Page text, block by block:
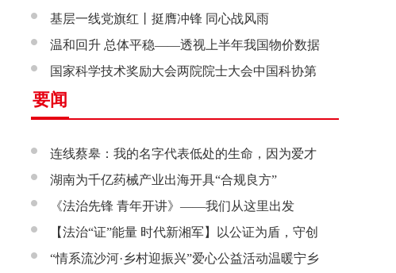
基层一线党旗红丨挺膺冲锋 同心战风雨
温和回升 总体平稳——透视上半年我国物价数据
国家科学技术奖励大会两院院士大会中国科协第
十一次全国代表大会在京召开
要闻
连线蔡皋：我的名字代表低处的生命，因为爱才
接近理想的高地
湖南为千亿药械产业出海开具“合规良方”
《法治先锋 青年开讲》——我们从这里出发
【法治“证”能量 时代新湘军】以公证为盾，守创
新之魂 湖南青年公证人为知识产权保护筑牢防线
“情系流沙河·乡村迎振兴”爱心公益活动温暖宁乡